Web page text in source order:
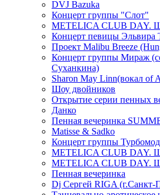
DVJ Bazuka
Концерт группы "Слот"
METELICA CLUB
Концерт певицы Эльвира
Проект Malibu Breeze
Концерт группы Мираж
Суханкина)
Sharon May Linn(вокал of
Шоу двойников
Открытие серии пенных
Данко
Пенная вечеринка
Matisse & Sadko
Концерт группы
METELICA CLUB DAY.
METELICA CLUB DAY.
Пенная вечеринка
Dj Сергей RIGA (г.Санкт-